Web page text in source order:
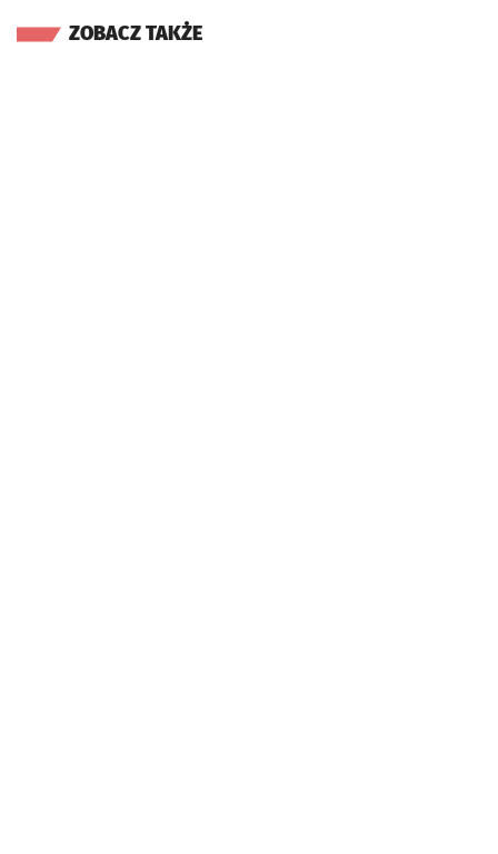
ZOBACZ TAKŻE